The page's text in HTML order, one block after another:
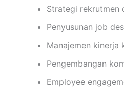
Strategi rekrutmen
Penyusunan job
Manajemen kinerja
Pengembangan
Employee